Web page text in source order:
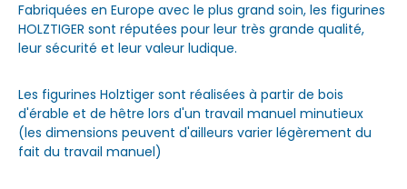
Fabriquées en Europe avec le plus grand soin, les figurines
HOLZTIGER sont réputées pour leur très grande qualité,
leur sécurité et leur valeur ludique.
Les figurines Holztiger sont réalisées à partir de bois
d'érable et de hêtre lors d'un travail manuel minutieux
(les dimensions peuvent d'ailleurs varier légèrement du
fait du travail manuel)